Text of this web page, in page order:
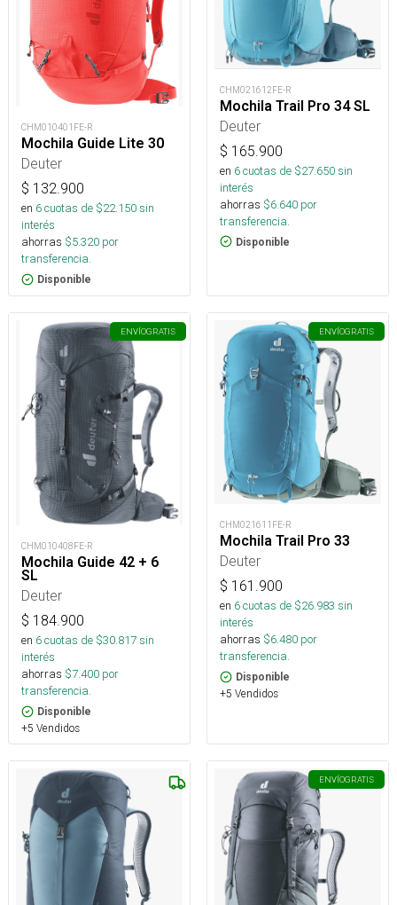
CHM010401FE-R
Mochila Guide Lite 30
Deuter
$ 132.900
en 6cuotas de $22.150sin
interés
ahorras $5.320 por
transferencia.
Disponible
CHM021612FE-R
Mochila Trail Pro 34 SL
Deuter
$ 165.900
en 6cuotas de $27.650sin
interés
ahorras $6.640 por
transferencia.
Disponible
ENVÍOGRATIS
CHM010408FE-R
Mochila Guide 42 + 6
SL
Deuter
$ 184.900
en 6cuotas de $30.817sin
interés
ahorras $7.400 por
transferencia.
Disponible
+5 Vendidos
ENVÍOGRATIS
CHM021611FE-R
Mochila Trail Pro 33
Deuter
$ 161.900
en 6cuotas de $26.983 sin
interés
ahorras $6.480 por
transferencia.
Disponible
+5 Vendidos
ENVÍOGRATIS